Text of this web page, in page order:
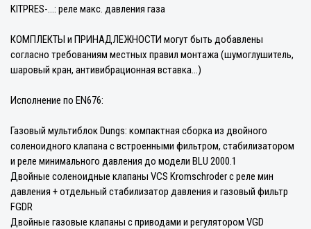
KITPRES-...: реле макс. давления газа
КОМПЛЕКТЫ и ПРИНАДЛЕЖНОСТИ могут быть добавлены
согласно требованиям местных правил монтажа (шумоглушитель,
шаровый кран, антивибрационная вставка...)
Исполнение по EN676:
Газовый мультиблок Dungs: компактная сборка из двойного
соленоидного клапана с встроенными фильтром, стабилизатором
и реле минимального давления до модели BLU 2000.1
Двойные соленоидные клапаны VCS Kromschroder c реле мин
давления + отдельный стабилизатор давления и газовый фильтр
FGDR
Двойные газовые клапаны с приводами и регулятором VGD